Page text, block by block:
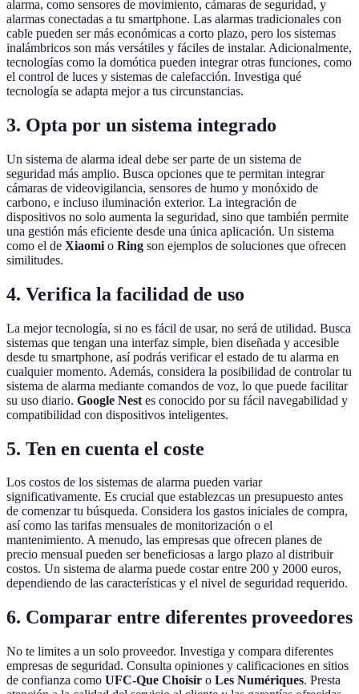
alarma, como sensores de movimiento, cámaras de seguridad, y
alarmas conectadas a tu smartphone. Las alarmas tradicionales con
cable pueden ser más económicas a corto plazo, pero los sistemas
inalámbricos son más versátiles y fáciles de instalar. Adicionalmente,
tecnologías como la domótica pueden integrar otras funciones, como
el control de luces y sistemas de calefacción. Investiga qué
tecnología se adapta mejor a tus circunstancias.
3. Opta por un sistema integrado
Un sistema de alarma ideal debe ser parte de un sistema de
seguridad más amplio. Busca opciones que te permitan integrar
cámaras de videovigilancia, sensores de humo y monóxido de
carbono, e incluso iluminación exterior. La integración de
dispositivos no solo aumenta la seguridad, sino que también permite
una gestión más eficiente desde una única aplicación. Un sistema
como el de Xiaomi o Ring son ejemplos de soluciones que ofrecen
similitudes.
4. Verifica la facilidad de uso
La mejor tecnología, si no es fácil de usar, no será de utilidad. Busca
sistemas que tengan una interfaz simple, bien diseñada y accesible
desde tu smartphone, así podrás verificar el estado de tu alarma en
cualquier momento. Además, considera la posibilidad de controlar tu
sistema de alarma mediante comandos de voz, lo que puede facilitar
su uso diario. Google Nest es conocido por su fácil navegabilidad y
compatibilidad con dispositivos inteligentes.
5. Ten en cuenta el coste
Los costos de los sistemas de alarma pueden variar
significativamente. Es crucial que establezcas un presupuesto antes
de comenzar tu búsqueda. Considera los gastos iniciales de compra,
así como las tarifas mensuales de monitorización o el
mantenimiento. A menudo, las empresas que ofrecen planes de
precio mensual pueden ser beneficiosas a largo plazo al distribuir
costos. Un sistema de alarma puede costar entre 200 y 2000 euros,
dependiendo de las características y el nivel de seguridad requerido.
6. Comparar entre diferentes proveedores
No te limites a un solo proveedor. Investiga y compara diferentes
empresas de seguridad. Consulta opiniones y calificaciones en sitios
de confianza como UFC-Que Choisir o Les Numériques. Presta